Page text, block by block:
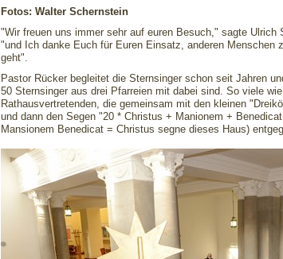
Fotos: Walter Schernstein
"Wir freuen uns immer sehr auf euren Besuch," sagte Ulrich
"und Ich danke Euch für Euren Einsatz, anderen Menschen
geht".
Pastor Rücker begleitet die Sternsinger schon seit Jahren
50 Sternsinger aus drei Pfarreien mit dabei sind. So viele
Rathausvertretenden, die gemeinsam mit den kleinen
und dann den Segen "20 * Christus + Manionem +
Mansionem Benedicat = Christus segne dieses Haus)